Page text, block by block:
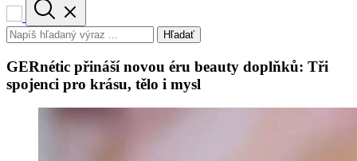
Hľadať
GERnétic přináší novou éru beauty doplňků: Tři
spojenci pro krásu, tělo i mysl